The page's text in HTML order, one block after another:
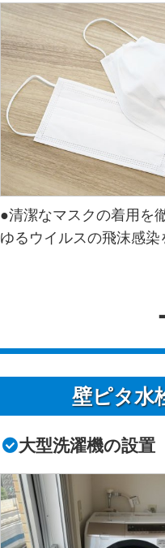
●清潔なマスクの着用を
ゆるウイルスの飛沫感染
壁ピタ水
大型洗濯機の設置